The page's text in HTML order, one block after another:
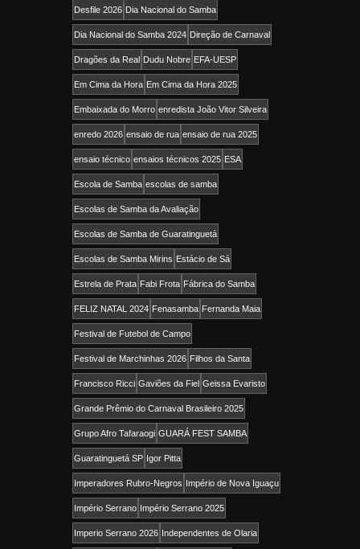
Desfile 2026 Dia Nacional do Samba
Dia Nacional do Samba 2024 Direção de Carnaval
Dragões da Real Dudu Nobre EFA-UESP
Em Cima da Hora Em Cima da Hora 2025
Embaixada do Morro enredista João Vitor Silveira
enredo 2026 ensaio de rua ensaio de rua 2025
ensaio técnico ensaios técnicos 2025 ESA
Escola de Samba escolas de samba
Escolas de Samba da Avaliação
Escolas de Samba de Guaratinguetá
Escolas de Samba Mirins Estácio de Sá
Estrela de Prata Fabi Frota Fábrica do Samba
FELIZ NATAL 2024 Fenasamba Fernanda Maia
Festival de Futebol de Campo
Festival de Marchinhas 2026 Filhos da Santa
Francisco Ricci Gaviões da Fiel Geissa Evaristo
Grande Prêmio do Carnaval Brasileiro 2025
Grupo Afro Tafaraogi GUARÁ FEST SAMBA
Guaratinguetá SP Igor Pitta
Imperadores Rubro-Negros Império de Nova Iguaçu
Império Serrano Império Serrano 2025
Imperio Serrano 2026 Independentes de Olaria